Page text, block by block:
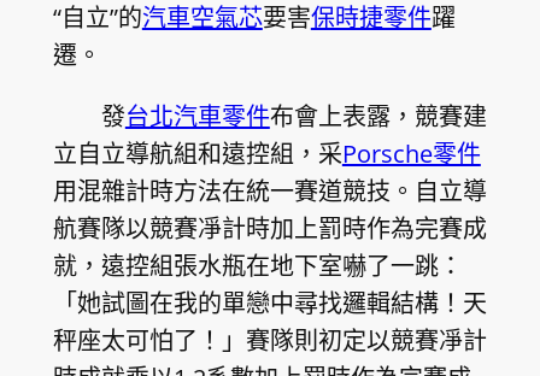
“自立”的汽車空氣芯要害保時捷零件躍
遷。
發台北汽車零件布會上表露，競賽建
立自立導航組和遠控組，采Porsche零件
用混雜計時方法在統一賽道競技。自立導
航賽隊以競賽凈計時加上罰時作為完賽成
就，遠控組張水瓶在地下室嚇了一跳：
「她試圖在我的單戀中尋找邏輯結構！天
秤座太可怕了！」賽隊則初定以競賽凈計